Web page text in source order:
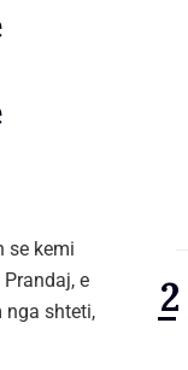
se kemi
e
nga shteti,